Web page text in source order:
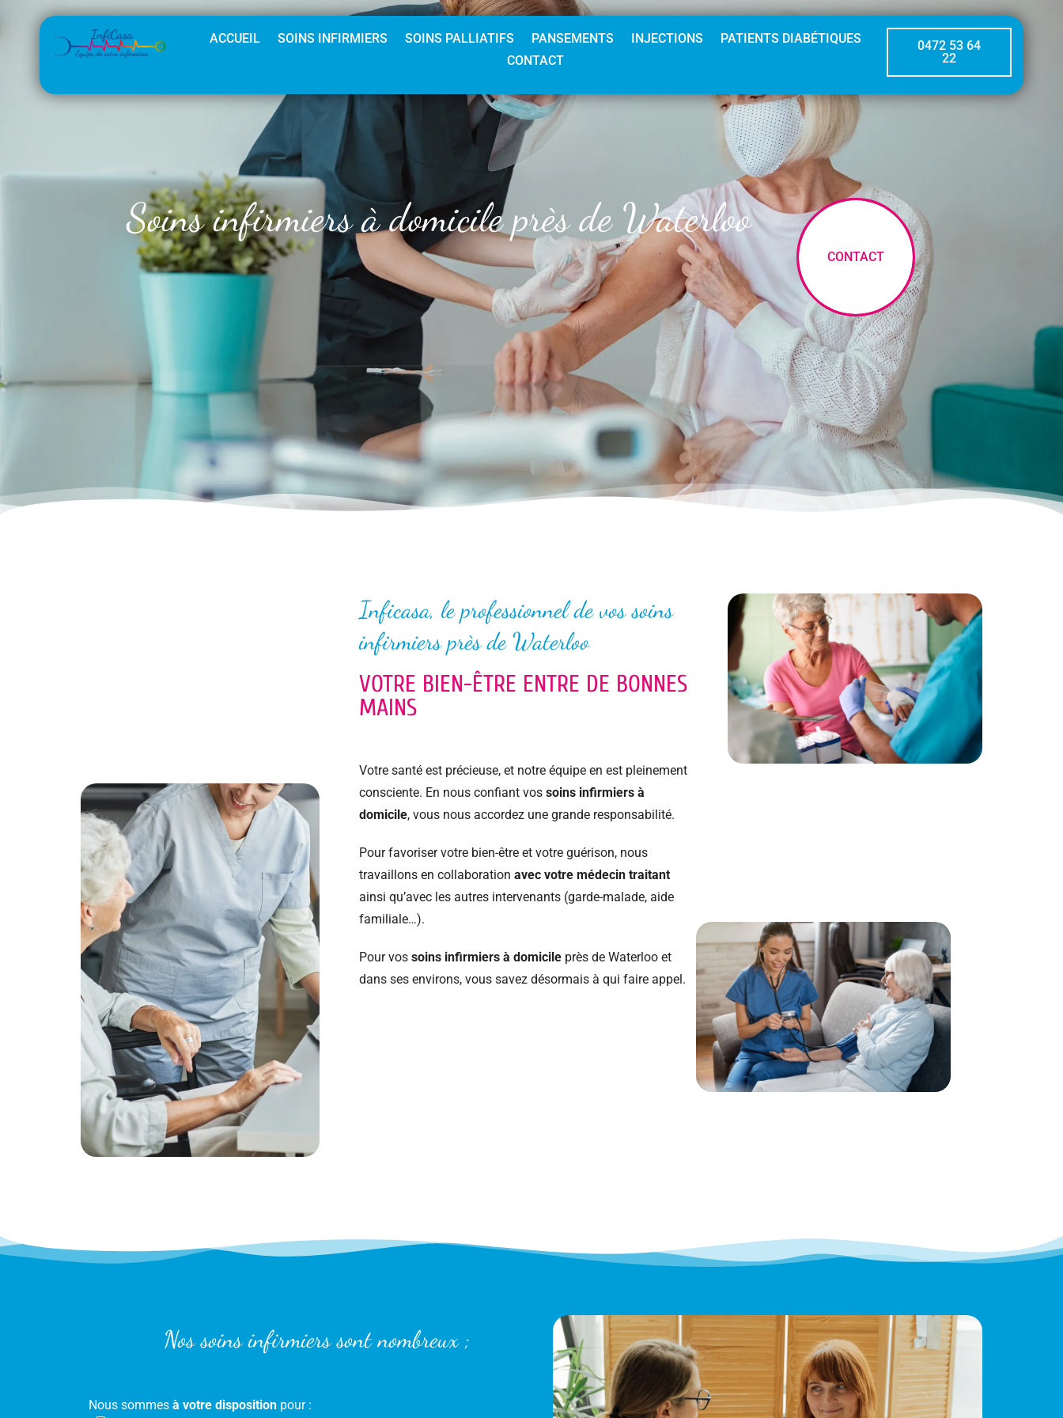
ACCUEIL SOINS INFIRMIERS SOINS PALLIATIFS PANSEMENTS INJECTIONS
PATIENTS DIABÉTIQUES
CONTACT
0472 53 64
22
Soins infirmiers à domicile près de Waterloo
CONTACT
Inficasa, le professionnel de vos soins
infirmiers près de Waterloo
VOTRE BIEN-ÊTRE ENTRE DE BONNES
MAINS
Votre santé est précieuse, et notre équipe en est pleinement
consciente. En nous confiant vossoins infirmiers à
domicile, vous nous accordez une grande responsabilité.
Pour favoriser votre bien-être et votre guérison, nous
travaillons en collaborationavec votre médecin traitant
ainsi qu’avec les autres intervenants (garde-malade, aide
familiale…).
Pour vossoins infirmiers à domicile près de Waterloo et
dans ses environs, vous savez désormais à qui faire appel.
Nos soins infirmiers sont nombreux ;
Nous sommes à votre disposition pour :